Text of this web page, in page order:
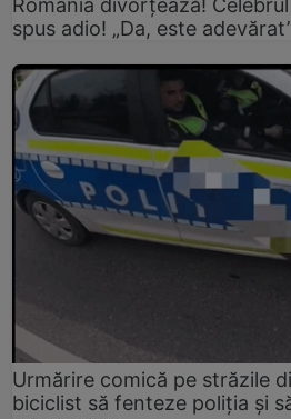
spus adio! „Da, este
Urmărire comică pe străzile
biciclist să fenteze poliția și